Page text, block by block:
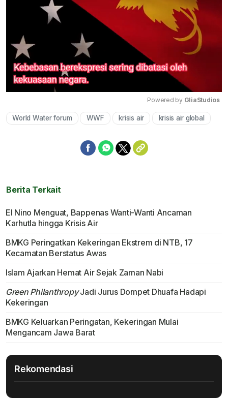
Mute
Powered by GliaStudios
World Water forum WWF krisis air krisis air global
Berita Terkait
El Nino Menguat, Bappenas Wanti-Wanti Ancaman
Karhutla hingga Krisis Air
BMKG Peringatkan Kekeringan Ekstrem di NTB, 17
Kecamatan Berstatus Awas
Islam Ajarkan Hemat Air Sejak Zaman Nabi
Green PhilanthropyJadi Jurus Dompet Dhuafa Hadapi
Kekeringan
BMKG Keluarkan Peringatan, Kekeringan Mulai
Mengancam Jawa Barat
Rekomendasi